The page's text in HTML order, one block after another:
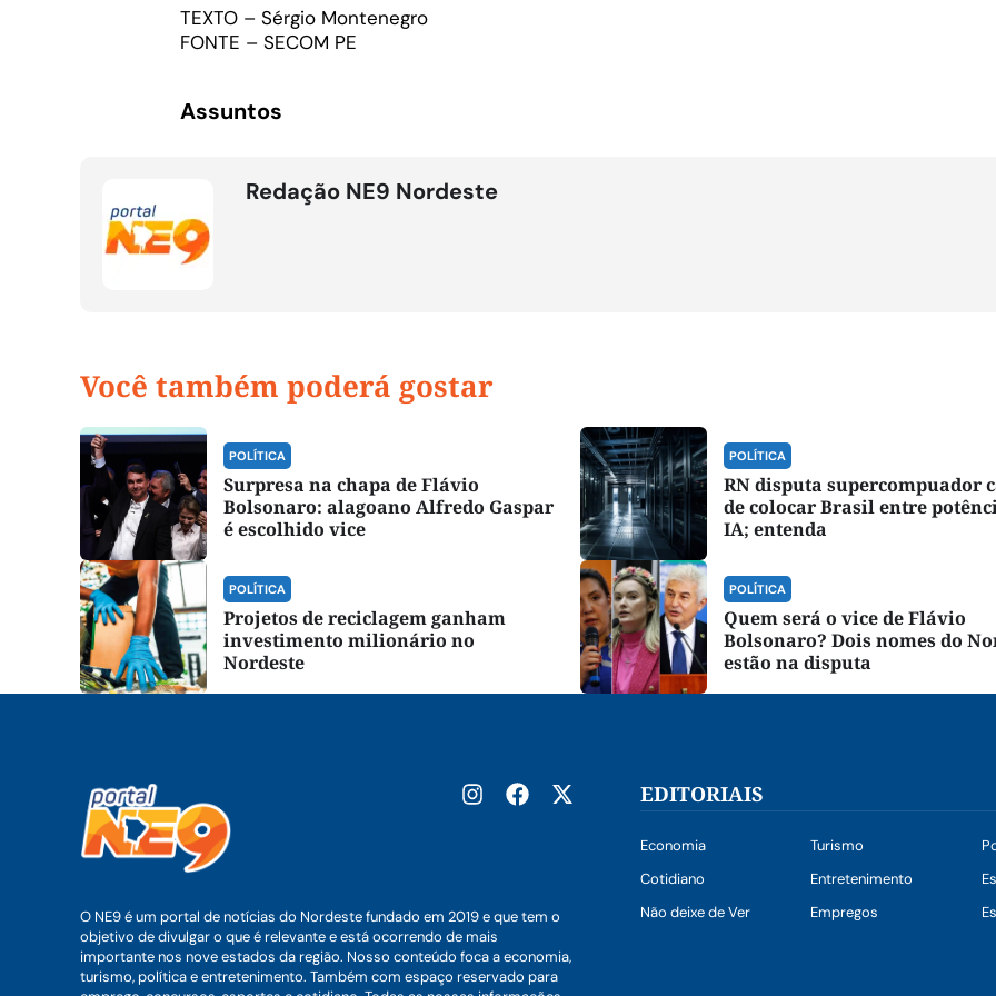
TEXTO – Sérgio Montenegro
FONTE – SECOM PE
Assuntos
Redação NE9 Nordeste
Você também poderá gostar
POLÍTICA
Surpresa na chapa de Flávio
Bolsonaro: alagoano Alfredo Gaspar
é escolhido vice
POLÍTICA
RN disputa supercompuador
de colocar Brasil entre
IA; entenda
POLÍTICA
Projetos de reciclagem ganham
investimento milionário no
Nordeste
POLÍTICA
Quem será o vice de Flávio
Bolsonaro? Dois nomes do
estão na disputa
O NE9 é um portal de notícias do Nordeste fundado em 2019 e que tem o
objetivo de divulgar o que é relevante e está ocorrendo de mais
importante nos nove estados da região. Nosso conteúdo foca a economia,
turismo, política e entretenimento. Também com espaço reservado para
EDITORIAIS
Economia Turismo
Cotidiano
Entretenimento
Não deixe de Ver
Empregos